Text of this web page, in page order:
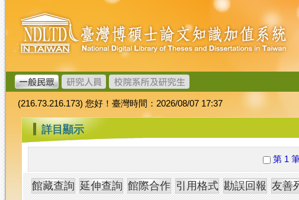
跳
到
主
要
內
容
臺
灣
博
碩
士
論
文
加
值
系
統
(216.73.216.173) 您好！臺灣時間：2026/08/07 17:37
::: 詳目顯示
第 1